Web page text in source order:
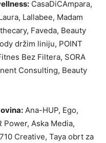
CasaDiCAmpara,
Lallabee, Madam
Faveda, Beauty
držim liniju, POINT
Bez Filtera, SORA
Consulting, Beauty
Ana-HUP, Ego,
Power, Aska Media,
Creative, Taya obrt za